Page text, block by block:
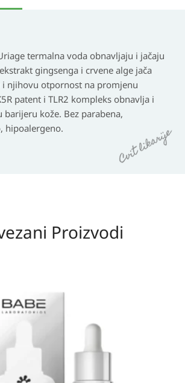
termalna voda obnavljaju i jačaju
gingsenga i crvene alge jača
i njihovu otpornost na promjenu
patent i TLR2 kompleks obnavlja i
barijeru kože. Bez parabena,
hipoalergeno.
Proizvodi